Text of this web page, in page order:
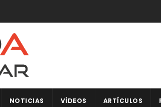
NOTICIAS VÍDEOS ARTÍCULOS